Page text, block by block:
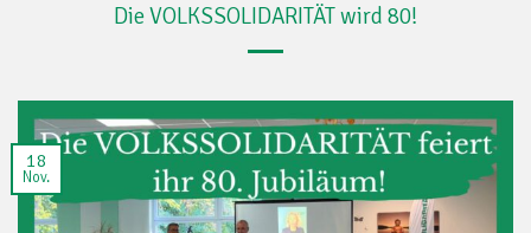
Die VOLKSSOLIDARITÄT wird 80!
18
Nov.